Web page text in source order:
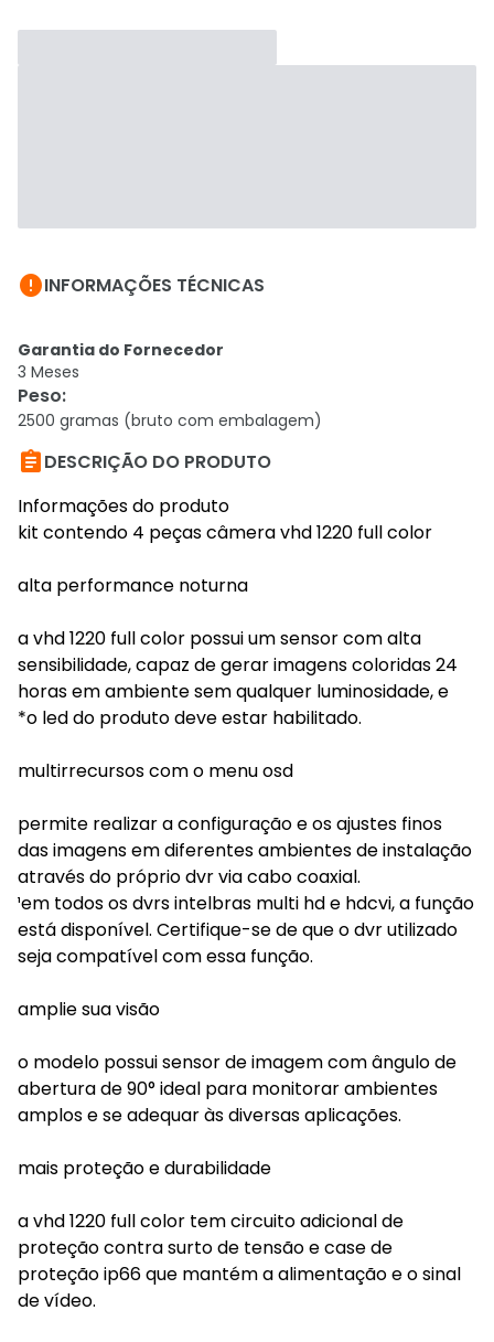
INFORMAÇÕES TÉCNICAS
Garantia do Fornecedor
3 Meses
Peso:
2500 gramas (bruto com embalagem)
DESCRIÇÃO DO PRODUTO
Informações do produto
kit contendo 4 peças câmera vhd 1220 full color
alta performance noturna
a vhd 1220 full color possui um sensor com alta
sensibilidade, capaz de gerar imagens coloridas 24
horas em ambiente sem qualquer luminosidade, e
*o led do produto deve estar habilitado.
multirrecursos com o menu osd
permite realizar a configuração e os ajustes finos
das imagens em diferentes ambientes de instalação
através do próprio dvr via cabo coaxial.
¹em todos os dvrs intelbras multi hd e hdcvi, a função
está disponível. Certifique-se de que o dvr utilizado
seja compatível com essa função.
amplie sua visão
o modelo possui sensor de imagem com ângulo de
abertura de 90° ideal para monitorar ambientes
amplos e se adequar às diversas aplicações.
mais proteção e durabilidade
a vhd 1220 full color tem circuito adicional de
proteção contra surto de tensão e case de
proteção ip66 que mantém a alimentação e o sinal
de vídeo.